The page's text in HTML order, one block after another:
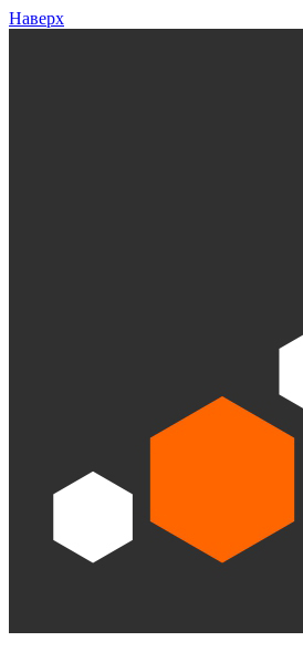
Наверх